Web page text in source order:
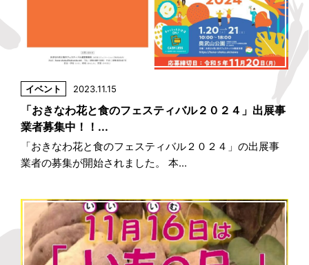
イベント 2023.11.15
「おきなわ花と食のフェスティバル２０２４」出展事
業者募集中！！...
「おきなわ花と食のフェスティバル２０２４」の出展事
業者の募集が開始されました。 本...